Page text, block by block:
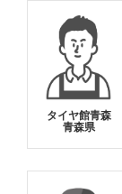
タイヤ館青森
青森県